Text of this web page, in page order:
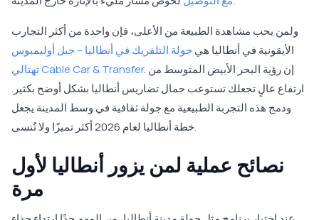
ولمن يحب مشاهدة الطبيعة من الأعلى، فإن واحدة من أكثر التجارب
الأيقونية في أنطاليا هي جولة التلفريك في أنطاليا – جبل أوليمبوس
تهتالي Cable Car & Transfer. إن رؤية البحر الأبيض المتوسط من
ارتفاع عالٍ تجعلك تستوعب جمال تضاريس أنطاليا بشكل أوضح بكثير.
ودمج هذه التجربة الطبيعية مع جولة ثقافية في وسط المدينة يجعل
خطة أنطاليا لعام 2026 أكثر تميزًا ولا تُنسى.
نصائح عملية لمن يزور أنطاليا لأول
مرة